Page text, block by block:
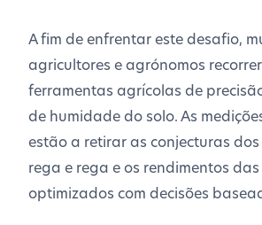
A fim de enfrentar este desafio,
agricultores e agrónomos
ferramentas agrícolas de
de humidade do solo. As
estão a retirar as conjecturas
rega e rega e os rendimentos
optimizados com decisões